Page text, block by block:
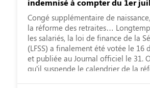
indemnisé à compter du 1er
Congé supplémentaire de
la réforme des retraites…
les salariés, la loi de finance de la
(LFSS) a finalement été votée le 16
et publiée au Journal officiel le 31.
qu’il suspende le calendrier de la